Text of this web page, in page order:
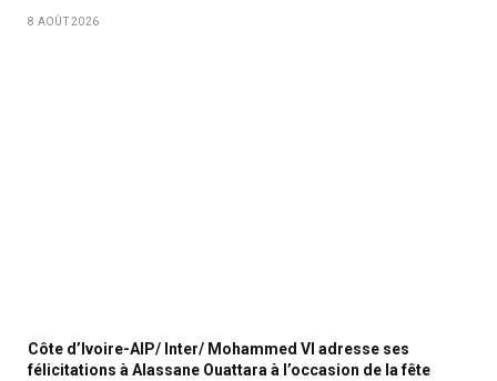
8 AOÛT 2026
Côte d’Ivoire-AIP/ Inter/ Mohammed VI adresse ses
félicitations à Alassane Ouattara à l’occasion de la fête